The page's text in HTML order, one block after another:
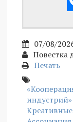
07/08/
Повестка
Печать
индустрий»